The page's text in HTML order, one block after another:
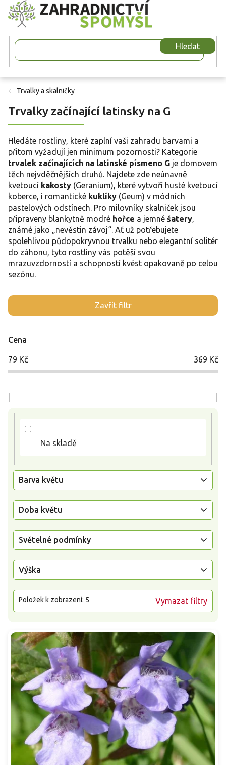
Přejít
na
obsah
Hledat
Trvalky a skalničky
Trvalky začínající latinsky na G
Hledáte rostliny, které zaplní vaši zahradu barvami a
přitom vyžadují jen minimum pozornosti? Kategorie
trvalek začínajících na latinské písmeno G je domovem
těch nejvděčnějších druhů. Najdete zde neúnavně
kvetoucí kakosty (Geranium), které vytvoří husté kvetoucí
koberce, i romantické kuklíky (Geum) v módních
pastelových odstínech. Pro milovníky skalniček jsou
připraveny blankytně modré hořce a jemné šatery
známé jako „nevěstin závoj“. Ať už potřebujete
spolehlivou půdopokryvnou trvalku nebo elegantní solitér
do záhonu, tyto rostliny vás potěší svou
mrazuvzdorností a schopností kvést opakovaně po celou
sezónu.
Zavřít filtr
Cena
79 Kč 369 Kč
Na skladě
Barva květu
Doba květu
Světelné podmínky
Výška
Vymazat filtry
Položek k zobrazení: 5
V
ý
s
p
u